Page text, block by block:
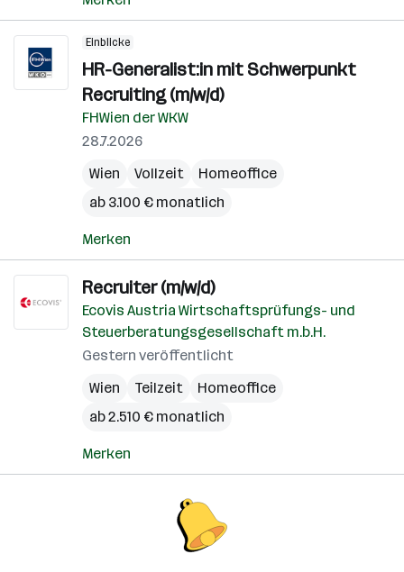
Einblicke
HR-Generalist:in mit Schwerpunkt
Recruiting (m/w/d)
FHWien der WKW
28.7.2026
Wien
Vollzeit
Homeoffice
ab 3.100 € monatlich
Merken
Recruiter (m/w/d)
Ecovis Austria Wirtschaftsprüfungs- und
Steuerberatungsgesellschaft m.b.H.
Gestern veröffentlicht
Wien
Teilzeit
Homeoffice
ab 2.510 € monatlich
Merken